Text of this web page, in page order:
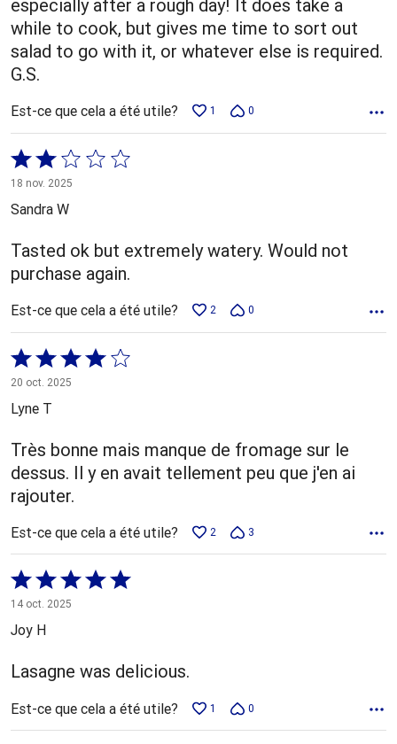
especially after a rough day! It does take a
while to cook, but gives me time to sort out
salad to go with it, or whatever else is required.
G.S.
Est-ce que cela a été utile? 1 0
Coté
2 sur
5
18 nov. 2025
Sandra W
Tasted ok but extremely watery. Would not
purchase again.
Est-ce que cela a été utile? 2 0
Coté
4 sur
5
20 oct. 2025
Lyne T
Très bonne mais manque de fromage sur le
dessus. Il y en avait tellement peu que j'en ai
rajouter.
Est-ce que cela a été utile? 2 3
Coté
5 sur
5
14 oct. 2025
Joy H
Lasagne was delicious.
Est-ce que cela a été utile? 1 0